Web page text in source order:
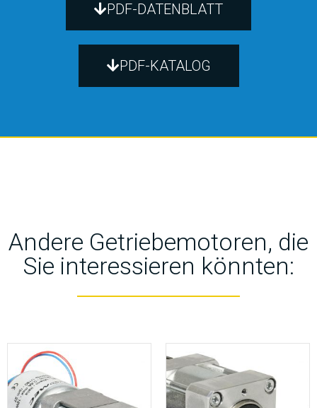
PDF-DATENBLATT
PDF-KATALOG
Andere Getriebemotoren, die
Sie interessieren könnten: